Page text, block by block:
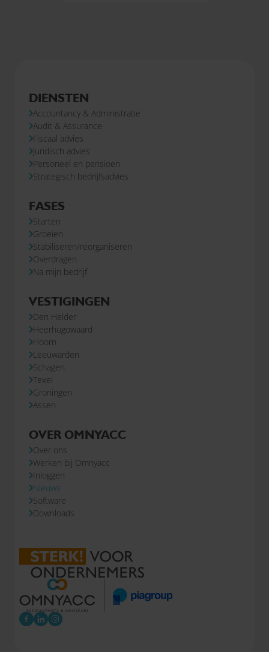
DIENSTEN
Accountancy & Administratie
Audit & Assurance
Fiscaal advies
Juridisch advies
Personeel en pensioen
Strategisch bedrijfsadvies
FASES
Starten
Groeien
Stabiliseren/reorganiseren
Overdragen
Na mijn bedrijf
VESTIGINGEN
Den Helder
Heerhugowaard
Hoorn
Leeuwarden
Schagen
Texel
Groningen
Assen
OVER OMNYACC
Over ons
Werken bij Omnyacc
Inloggen
Nieuws
Software
Downloads